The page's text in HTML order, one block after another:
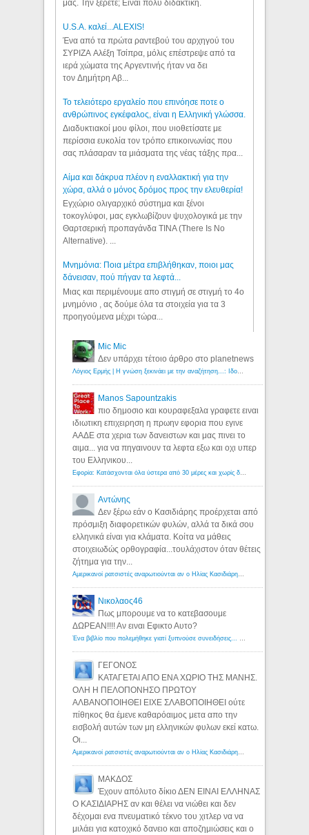
μας. Την ξέρετε; Είναι πολύ διδακτική.
U.S.A. καλεί...ALEXIS!
Ένα από τα πρώτα ραντεβού του αρχηγού του
ΣΥΡΙΖΑ Αλέξη Τσίπρα, μόλις επέστρεψε από τα
ιερά χώματα της Αργεντινής ήταν να δει
τον Δημήτρη Αβ...
Το τελειότερο εργαλείο που επινόησε ποτε ο
ανθρώπινος εγκέφαλος, είναι η Ελληνική γλώσσα.
Διαδυκτιακοί μου φίλοι, που υιοθετίσατε με
περίσσια ευκολία τον τρόπο επικοινωνίας που
σας πλάσαραν τα μιάσματα της νέας τάξης πρα...
Αίμα και δάκρυα πλέον η εναλλακτική για την
χώρα, αλλά ο μόνος δρόμος προς την ελευθερία!
Εγχώριο ολιγαρχικό σύστημα και ξένοι
τοκογλύφοι, μας εγκλωβίζουν ψυχολογικά με την
Θαρτσερική προπαγάνδα TINA (There Is No
Alternative). ...
Μνημόνια: Ποια μέτρα επιβλήθηκαν, ποιοι μας
δάνεισαν, πού πήγαν τα λεφτά...
Μιας και περιμένουμε απο στιγμή σε στιγμή το 4ο
μνημόνιο , ας δούμε όλα τα στοιχεία για τα 3
προηγούμενα μέχρι τώρα...
Mic Mic
Δεν υπάρχει τέτοιο άρθρο στο planetnews
Manos Sapountzakis
πιο δημοσιο και κουραφεξαλα γραφετε ειναι
ιδιωτικη επιχειρηση η πρωην εφορια που εγινε
ΑΑΔΕ στα χερια των δανειστων και μας πινει το
αιμα... για να πηγαινουν τα λεφτα εξω και οχι υπερ
του Ελληνικου...
Αντώνης
Δεν ξέρω εάν ο Κασιδιάρης προέρχεται από
πρόσμιξη διαφορετικών φυλών, αλλά τα δικά σου
ελληνικά είναι για κλάματα. Κοίτα να μάθεις
στοιχειωδώς ορθογραφία...τουλάχιστον όταν θέτεις
ζήτημα για την...
Νικολαος46
Πως μπορουμε να το κατεβασουμε
ΔΩΡΕΑΝ!!!! Αν ειναι Εφικτο Αυτο?
ΓΕΓΟΝΟΣ
ΚΑΤΑΓΕΤΑΙ ΑΠΟ ΕΝΑ ΧΩΡΙΟ ΤΗΣ ΜΑΝΗΣ.
ΟΛΗ Η ΠΕΛΟΠΟΝΗΣΟ ΠΡΩΤΟΥ
ΑΛΒΑΝΟΠΟΙΗΘΕΙ ΕΙΧΕ ΣΛΑΒΟΠΟΙΗΘΕΙ ούτε
πίθηκος θα έμενε καθαρόαιμος μετα απο την
εισβολή αυτών των μη ελληνικών φυλων εκεί κατω.
Οι...
ΜΑΚΔΟΣ
Έχουν απόλυτο δίκιο ΔΕΝ ΕΙΝΑΙ ΕΛΛΗΝΑΣ
Ο ΚΑΣΙΔΙΑΡΗΣ αν και θέλει να νιώθει και δεν
δέχομαι ενα πνευματικό τέκνο του χιτλερ να να
μιλάει για κατοχικό δανειο και αποζημιώσεις και ο